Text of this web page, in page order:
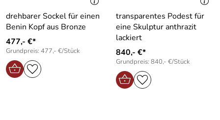
drehbarer Sockel für einen
Benin Kopf aus Bronze
477,- €*
Grundpreis: 477,- €/Stück
transparentes Podest für
eine Skulptur anthrazit
lackiert
840,- €*
Grundpreis: 840,- €/Stück